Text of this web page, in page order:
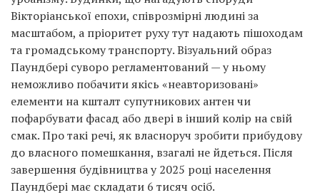
Вікторіанської епохи, співрозмірні людині за
масштабом, а пріоритет руху тут надають пішоходам
та громадському транспорту. Візуальний образ
Паундбері суворо регламентований — у ньому
неможливо побачити якісь «неавторизовані»
елементи на кшталт супутникових антен чи
пофарбувати фасад або двері в інший колір на свій
смак. Про такі речі, як власноруч зробити прибудову
до власного помешкання, взагалі не йдеться. Після
завершення будівництва у 2025 році населення
Паундбері має складати 6 тисяч осіб.